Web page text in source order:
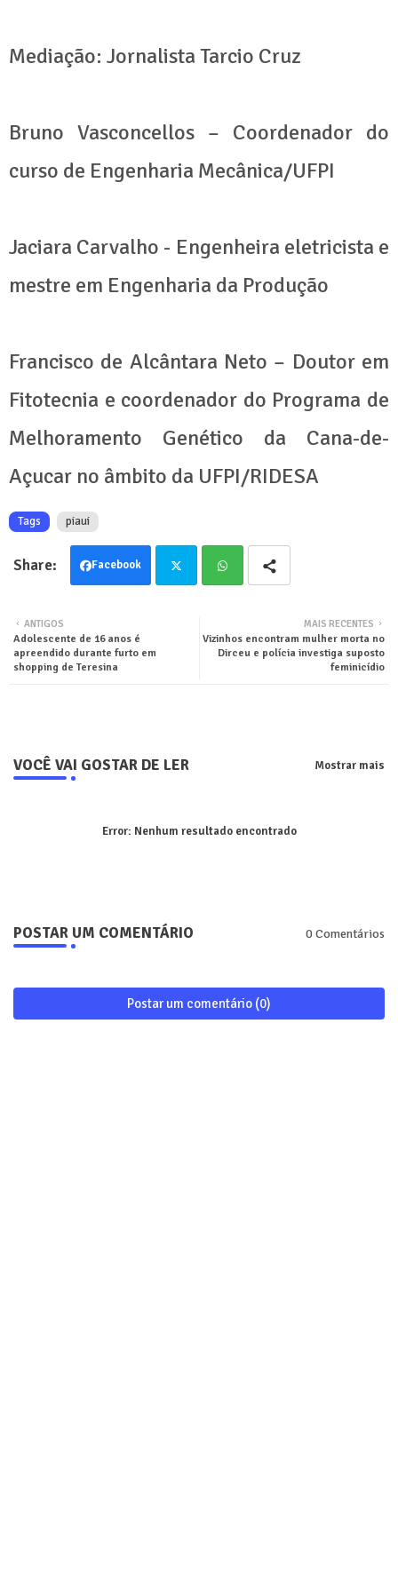
Mediação: Jornalista Tarcio Cruz
Bruno Vasconcellos – Coordenador do
curso de Engenharia Mecânica/UFPI
Jaciara Carvalho - Engenheira eletricista e
mestre em Engenharia da Produção
Francisco de Alcântara Neto – Doutor em
Fitotecnia e coordenador do Programa de
Melhoramento Genético da Cana-de-
Açucar no âmbito da UFPI/RIDESA
Tags piaui
Facebook
tsa
MAIS RECENTES
Vizinhos encontram mulher morta no
Dirceu e polícia investiga suposto
feminicídio
ANTIGOS
Adolescente de 16 anos é
apreendido durante furto em
shopping de Teresina
VOCÊ VAI GOSTAR DE LER Mostrar mais
Error: Nenhum resultado encontrado
POSTAR UM COMENTÁRIO 0 Comentários
Postar um comentário (0)